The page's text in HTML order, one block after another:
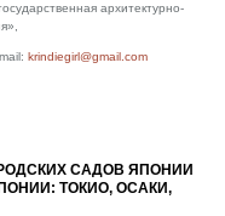
архитектурно-
krindiegirl@gmail.com
САДОВ ЯПОНИИ
ТОКИО, ОСАКИ,